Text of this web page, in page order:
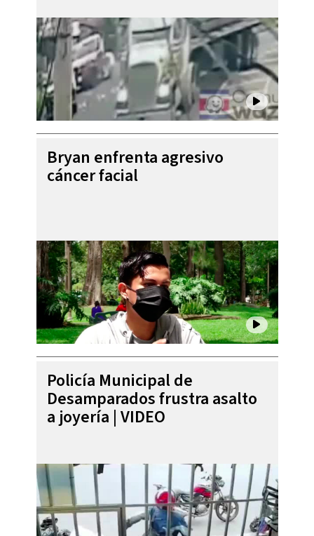
Bryan enfrenta agresivo
cáncer facial
Policía Municipal de
Desamparados frustra asalto
a joyería | VIDEO